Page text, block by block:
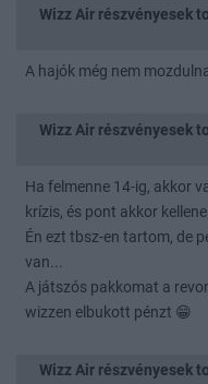
Wizz Air részvényesek
A hajók még nem
Wizz Air részvényesek
Ha felmenne 14-ig, akkor
krízis, és pont akkor
Én ezt tbsz-en tartom, de
van...
A játszós pakkomat a
wizzen elbukott pénzt 😁
Wizz Air részvényesek